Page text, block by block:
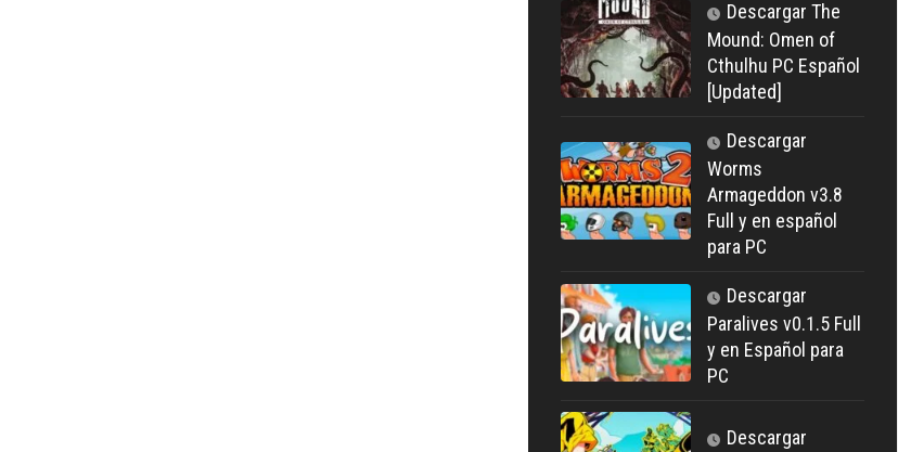
Descargar The
Mound: Omen of
Cthulhu PC Español
[Updated]
Descargar
Worms
Armageddon v3.8
Full y en español
para PC
Descargar
Paralives v0.1.5 Full
y en Español para
PC
Descargar